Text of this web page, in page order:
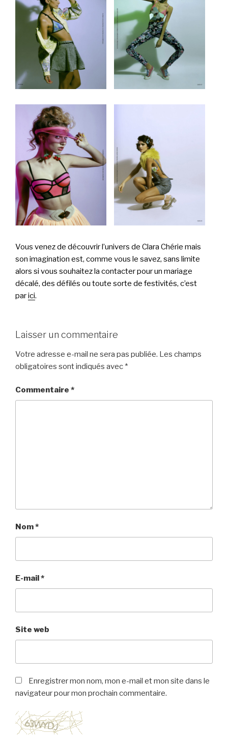
Vous venez de découvrir l’univers de Clara Chérie mais
son imagination est, comme vous le savez, sans limite
alors si vous souhaitez la contacter pour un mariage
décalé, des défilés ou toute sorte de festivités, c’est
parici.
Laisser un commentaire
Votre adresse e-mail ne sera pas publiée. Les champs
obligatoires sont indiqués avec *
Commentaire *
Nom*
E-mail *
Site web
Enregistrer mon nom, mon e-mail et mon site dans le
navigateur pour mon prochain commentaire.